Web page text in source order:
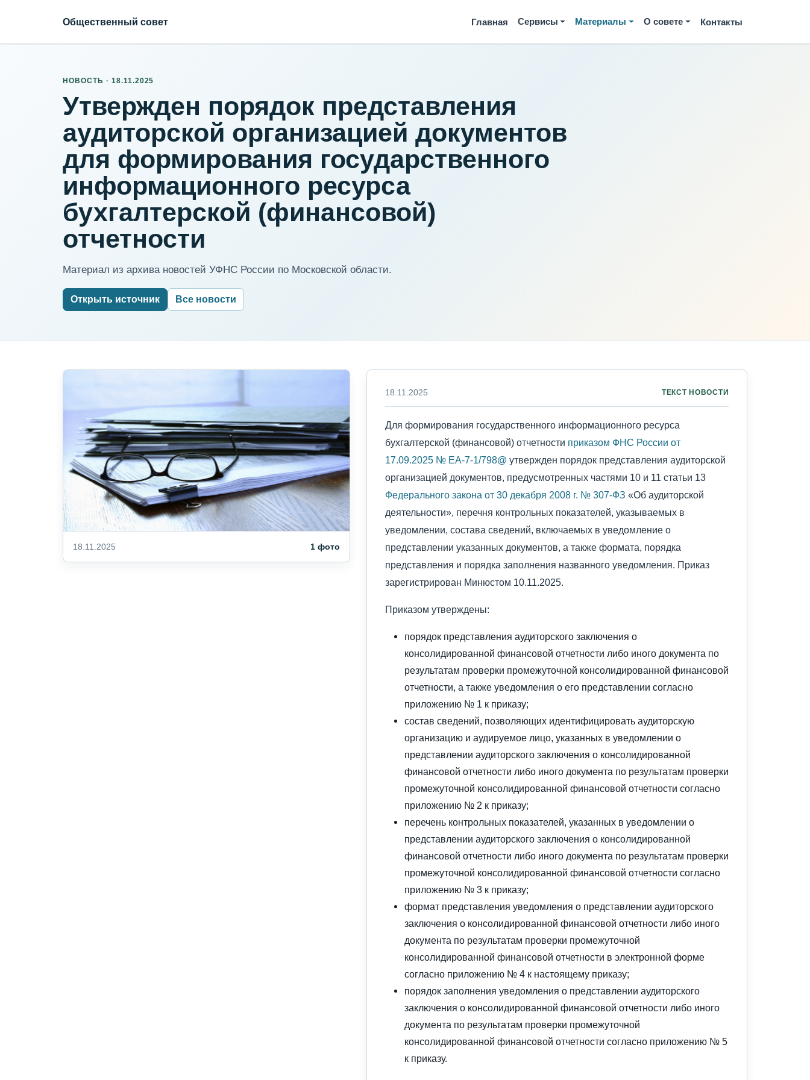
Общественный совет Главная Сервисы Материалы О совете Контакты
НОВОСТЬ · 18.11.2025
Утвержден порядок представления
аудиторской организацией документов
для формирования государственного
информационного ресурса
бухгалтерской (финансовой)
отчетности
Материал из архива новостей УФНС России по Московской области.
Открыть источник Все новости
18.11.2025 1 фото
18.11.2025 ТЕКСТ НОВОСТИ
Для формирования государственного информационного ресурса
бухгалтерской (финансовой) отчетности приказом ФНС России от
17.09.2025 № ЕА-7-1/798@ утвержден порядок представления аудиторской
организацией документов, предусмотренных частями 10 и 11 статьи 13
Федерального закона от 30 декабря 2008 г. № 307-ФЗ «Об аудиторской
деятельности», перечня контрольных показателей, указываемых в
уведомлении, состава сведений, включаемых в уведомление о
представлении указанных документов, а также формата, порядка
представления и порядка заполнения названного уведомления. Приказ
зарегистрирован Минюстом 10.11.2025.
Приказом утверждены:
порядок представления аудиторского заключения о
консолидированной финансовой отчетности либо иного документа по
результатам проверки промежуточной консолидированной финансовой
отчетности, а также уведомления о его представлении согласно
приложению № 1 к приказу;
состав сведений, позволяющих идентифицировать аудиторскую
организацию и аудируемое лицо, указанных в уведомлении о
представлении аудиторского заключения о консолидированной
финансовой отчетности либо иного документа по результатам проверки
промежуточной консолидированной финансовой отчетности согласно
приложению № 2 к приказу;
перечень контрольных показателей, указанных в уведомлении о
представлении аудиторского заключения о консолидированной
финансовой отчетности либо иного документа по результатам проверки
промежуточной консолидированной финансовой отчетности согласно
приложению № 3 к приказу;
формат представления уведомления о представлении аудиторского
заключения о консолидированной финансовой отчетности либо иного
документа по результатам проверки промежуточной
консолидированной финансовой отчетности в электронной форме
согласно приложению № 4 к настоящему приказу;
порядок заполнения уведомления о представлении аудиторского
заключения о консолидированной финансовой отчетности либо иного
документа по результатам проверки промежуточной
консолидированной финансовой отчетности согласно приложению № 5
к приказу.